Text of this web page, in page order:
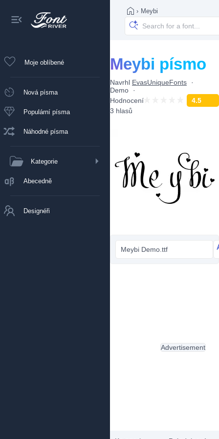
Moje oblíbené
Nová písma
Populární písma
Náhodné písma
Kategorie
Abecedně
Designéři
› Meybi
Meybi písmo
Navrhl EvasUniqueFonts
Demo
Hodnocení
4.5
3 hlasů
Meybi Demo.ttf
Advertisement